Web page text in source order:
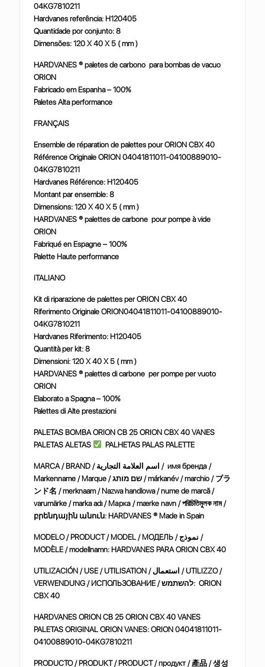
04KG7810211
Hardvanes referência: H120405
Quantidade por conjunto: 8
Dimensões: 120 X 40 X 5 ( mm )
HARDVANES ® paletes de carbono para bombas de vacuo
ORION
Fabricado em Espanha – 100%
Paletes Alta performance
FRANÇAIS
Ensemble de réparation de palettes pour ORION CBX 40
Référence Originale ORION 04041811011-04100889010-
04KG7810211
Hardvanes Référence: H120405
Montant par ensemble: 8
Dimensions: 120 X 40 X 5 ( mm )
HARDVANES ® palettes de carbone pour pompe à vide
ORION
Fabriqué en Espagne – 100%
Palette Haute performance
ITALIANO
Kit di riparazione de palettes per ORION CBX 40
Riferimento Originale ORION04041811011-04100889010-
04KG7810211
Hardvanes Riferimento: H120405
Quantità per kit: 8
Dimensioni: 120 X 40 X 5 ( mm )
HARDVANES ® palettes di carbone per pompe per vuoto
ORION
Elaborato a Spagna – 100%
Palettes di Alte prestazioni
PALETAS BOMBA ORION CB 25 ORION CBX 40 VANES
PALETAS ALETAS
PALHETAS PALAS PALETTE
MARCA / BRAND / اسم العلامة التجارية /имя бренда /
Markenname / Marque /
שם מותג / márkanév / marchio / ブラ
ンド名 / merknaam / Nazwa handlowa / nume de marcă /
varumärke / marka adı / Марка / mærke navn /পরিচিতিমুলক নাম/
բրենդային անուն: HARDVANES ® Made in Spain
MODELO / PRODUCT / MODEL / МОДЕЛЬ / نموذج /
MODÈLE / modellnamn: HARDVANES PARA ORION CBX 40
UTILIZACIÓN / USE / UTILISATION / استعمال / UTILIZZO /
VERWENDUNG / ИСПОЛЬЗОВАНИЕ /להשתמש: ORION
CBX 40
HARDVANES ORION CB 25 ORION CBX 40 VANES
PALETAS ORIGINAL ORION VANES: ORION 04041811011-
04100889010-04KG7810211
PRODUCTO / PRODUKT / PRODUCT /продукт /產品 /생성